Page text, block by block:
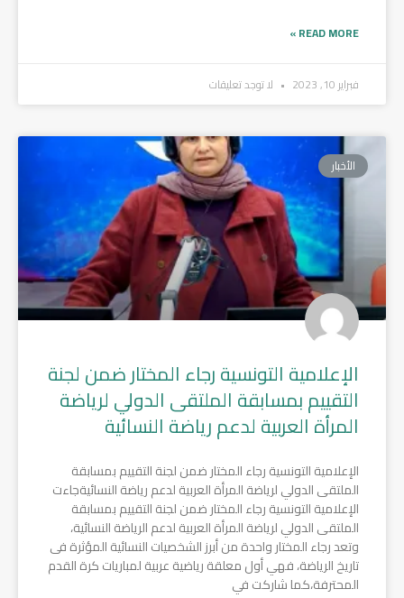
READ MORE »
فبراير 10, 2023 لا توجد تعليقات
الأخبار
الإعلامية التونسية رجاء المختار ضمن لجنة
التقييم بمسابقة الملتقى الدولي لرياضة
المرأة العربية لدعم رياضة النسائية
الإعلامية التونسية رجاء المختار ضمن لجنة التقييم بمسابقة
الملتقى الدولي لرياضة المرأة العربية لدعم رياضة النسائيةجاءت
الإعلامية التونسية رجاء المختار ضمن لجنة التقييم بمسابقة
الملتقى الدولي لرياضة المرأة العربية لدعم الرياضة النسائية،
وتعد رجاء المختار واحدة من أبرز الشخصيات النسائية المؤثرة فى
تاريخ الرياضة، فهي أول معلقة رياضية عربية لمباريات كرة القدم
المحترفة،كما شاركت في